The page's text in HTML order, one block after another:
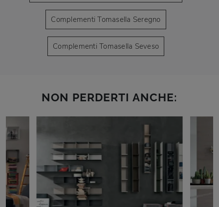
Complementi Tomasella Seregno
Complementi Tomasella Seveso
NON PERDERTI ANCHE: